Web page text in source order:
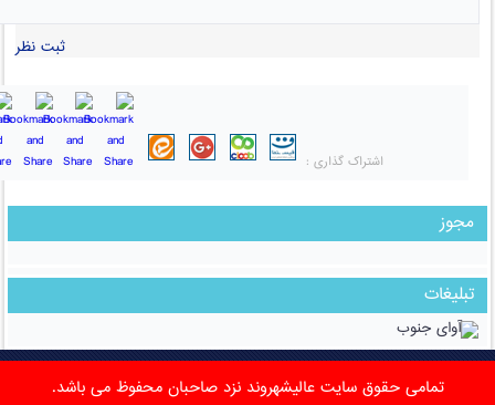
ثبت نظر
اشتراک گذاری :
مجوز
تبلیغات
تمامی حقوق سایت عالیشهروند نزد صاحبان محفوظ می باشد.